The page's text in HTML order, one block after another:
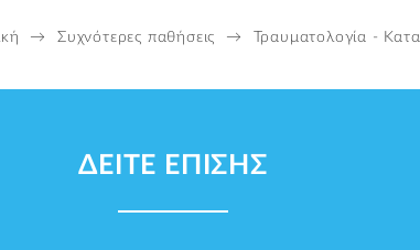
→ Συχνότερες παθήσεις → Τραυματολογία -
ΔΕΙΤΕ ΕΠΙΣΗΣ